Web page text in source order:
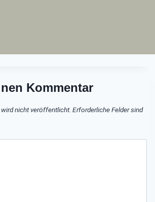
Kommentar
nicht veröffentlicht. Erforderliche Felder sind